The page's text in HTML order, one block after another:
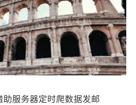
服务器定时爬数据发邮